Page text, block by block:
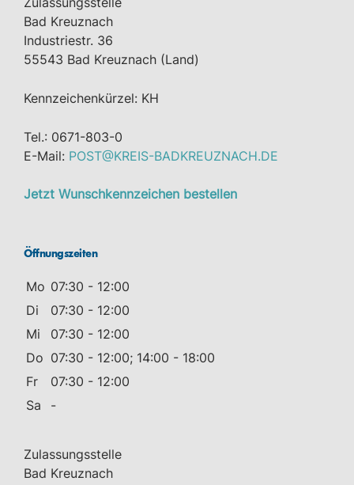
Bad Kreuznach
Industriestr. 36
55543 Bad Kreuznach (Land)
Kennzeichenkürzel: KH
Tel.: 0671-803-0
E-Mail: POST@KREIS-BADKREUZNACH.DE
Jetzt Wunschkennzeichen bestellen
Öffnungszeiten
Mo 07:30 - 12:00
Di
07:30 - 12:00
Mi
07:30 - 12:00
Do 07:30 - 12:00; 14:00 - 18:00
Fr
07:30 - 12:00
Sa
-
Zulassungsstelle
Bad Kreuznach